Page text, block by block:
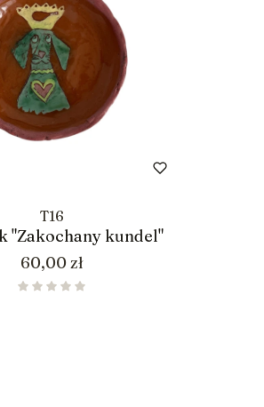
T16
"Zakochany kundel"
Cena
60,00 zł